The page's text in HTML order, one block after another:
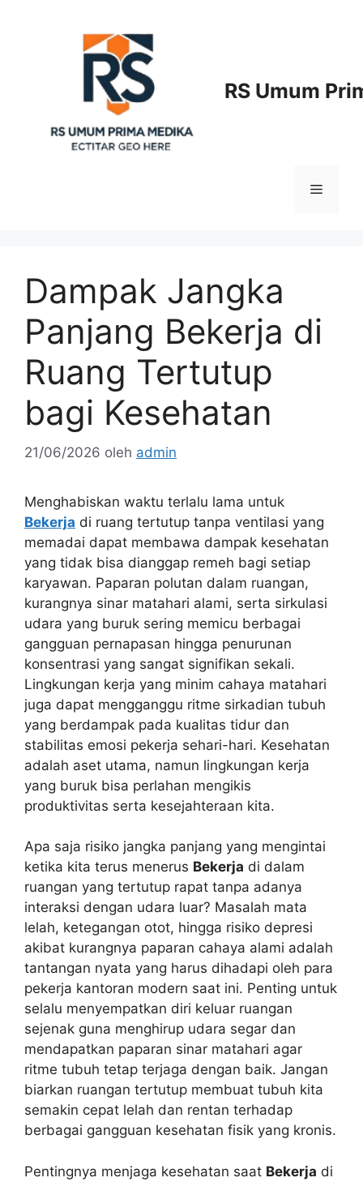
RS Umum
Menu
Dampak Jangka
Panjang Bekerja di
Ruang Tertutup
bagi Kesehatan
21/06/2026 oleh admin
Menghabiskan waktu terlalu lama untuk
Bekerja di ruang tertutup tanpa ventilasi yang
memadai dapat membawa dampak kesehatan
yang tidak bisa dianggap remeh bagi setiap
karyawan. Paparan polutan dalam ruangan,
kurangnya sinar matahari alami, serta sirkulasi
udara yang buruk sering memicu berbagai
gangguan pernapasan hingga penurunan
konsentrasi yang sangat signifikan sekali.
Lingkungan kerja yang minim cahaya matahari
juga dapat mengganggu ritme sirkadian tubuh
yang berdampak pada kualitas tidur dan
stabilitas emosi pekerja sehari-hari. Kesehatan
adalah aset utama, namun lingkungan kerja
yang buruk bisa perlahan mengikis
produktivitas serta kesejahteraan kita.
Apa saja risiko jangka panjang yang mengintai
ketika kita terus menerus Bekerja di dalam
ruangan yang tertutup rapat tanpa adanya
interaksi dengan udara luar? Masalah mata
lelah, ketegangan otot, hingga risiko depresi
akibat kurangnya paparan cahaya alami adalah
tantangan nyata yang harus dihadapi oleh para
pekerja kantoran modern saat ini. Penting untuk
selalu menyempatkan diri keluar ruangan
sejenak guna menghirup udara segar dan
mendapatkan paparan sinar matahari agar
ritme tubuh tetap terjaga dengan baik. Jangan
biarkan ruangan tertutup membuat tubuh kita
semakin cepat lelah dan rentan terhadap
berbagai gangguan kesehatan fisik yang kronis.
Pentingnya menjaga kesehatan saat Bekerja di